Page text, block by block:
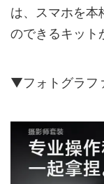
は、スマホを本
のできるキット
▼フォトグラフ